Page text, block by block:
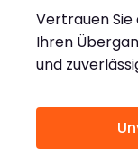
Vertrauen Sie
Ihren
und